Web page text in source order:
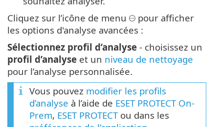
Cliquez sur l’icône de menu
pour afficher
les options d'analyse avancées :
Sélectionnez profil d’analyse - choisissez un
profil d’analyse et un niveau de nettoyage
pour l’analyse personnalisée.
Vous pouvez modifier les profils
d’analyse à l’aide de ESET PROTECT On-
Prem, ESET PROTECTou dans les